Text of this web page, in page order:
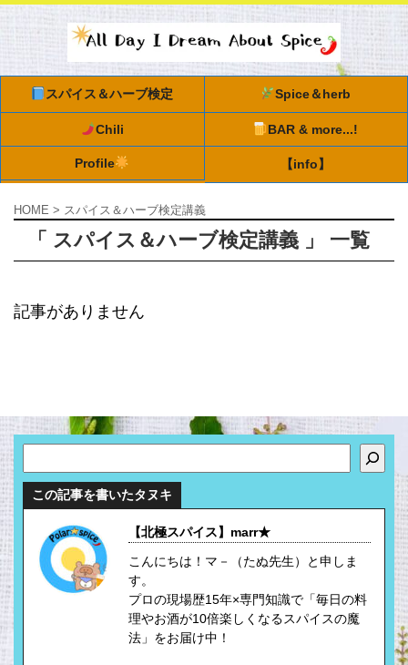
スパイス＆ハーブ検定 Spice＆herb
Chili BAR & more...!
Profile 【info】
HOME > スパイス＆ハーブ検定講義
「 スパイス＆ハーブ検定講義 」 一覧
記事がありません
この記事を書いたタヌキ
【北極スパイス】marr★
こんにちは！マ－（たぬ先生）と申しま
す。
プロの現場歴15年×専門知識で「毎日の料
理やお酒が10倍楽しくなるスパイスの魔
法」をお届け中！